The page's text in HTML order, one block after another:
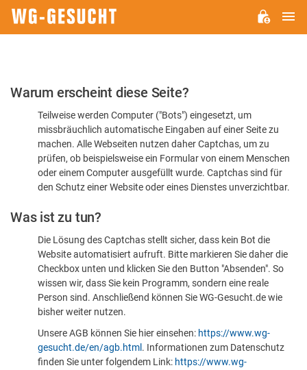
Bitte
dass
sind
Warum erscheint diese Seite?
Teilweise werden Computer ("Bots") eingesetzt, um
missbräuchlich automatische Eingaben auf einer Seite zu
machen. Alle Webseiten nutzen daher Captchas, um zu
prüfen, ob beispielsweise ein Formular von einem Menschen
oder einem Computer ausgefüllt wurde. Captchas sind für
den Schutz einer Website oder eines Dienstes unverzichtbar.
Was ist zu tun?
Die Lösung des Captchas stellt sicher, dass kein Bot die
Website automatisiert aufruft. Bitte markieren Sie daher die
Checkbox unten und klicken Sie den Button "Absenden". So
wissen wir, dass Sie kein Programm, sondern eine reale
Person sind. Anschließend können Sie WG-Gesucht.de wie
bisher weiter nutzen.
Unsere AGB können Sie hier einsehen: https://www.wg-
gesucht.de/en/agb.html . Informationen zum Datenschutz
finden Sie unter folgendem Link: https://www.wg-